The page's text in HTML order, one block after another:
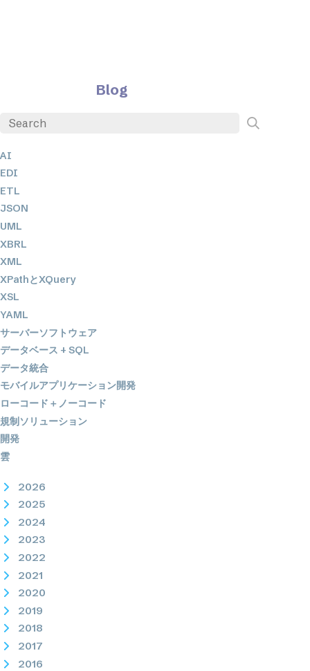
Blog
AI
EDI
ETL
JSON
UML
XBRL
XML
XPathとXQuery
XSL
YAML
サーバーソフトウェア
データベース + SQL
データ統合
モバイルアプリケーション開発
ローコード＋ノーコード
規制ソリューション
開発
雲
2026
2025
2024
2023
2022
2021
2020
2019
2018
2017
2016